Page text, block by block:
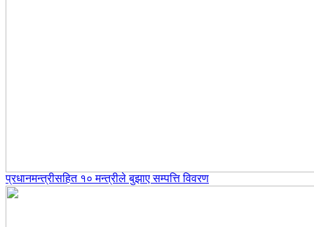
प्रधानमन्त्रीसहित १० मन्त्रीले बुझाए सम्पत्ति विवरण